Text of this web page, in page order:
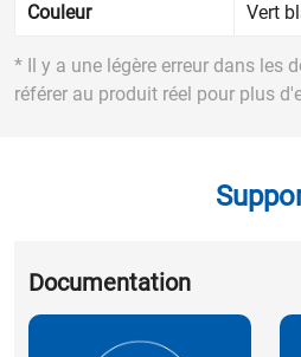
Couleur Vert
* Il y a une légère erreur dans les
référer au produit réel pour plus
Documentation